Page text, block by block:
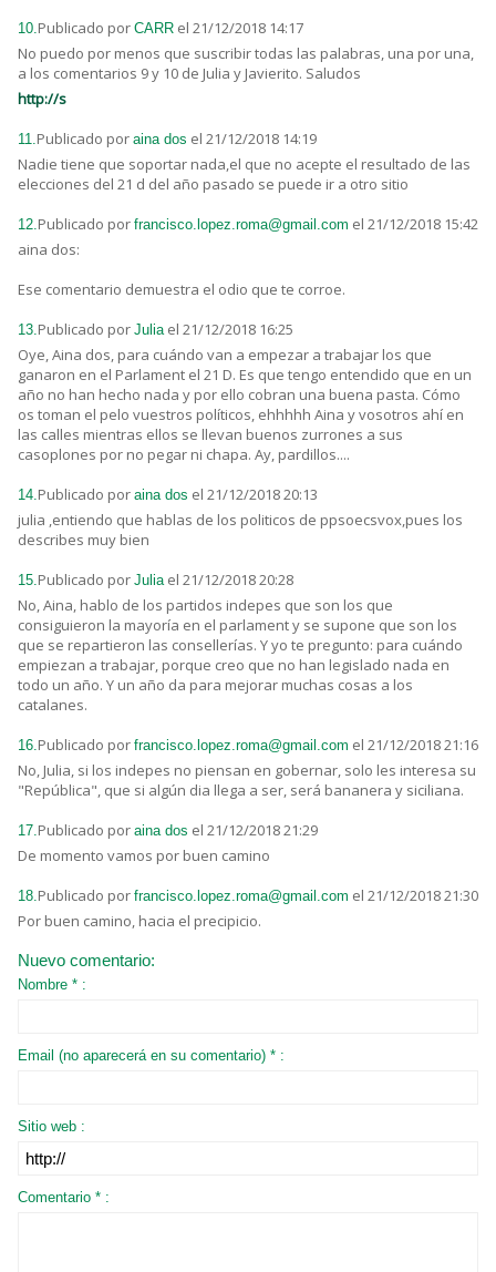
10.Publicado por CARR el 21/12/2018 14:17
No puedo por menos que suscribir todas las palabras, una por una,
a los comentarios 9 y 10 de Julia y Javierito. Saludos
http://s
11.Publicado por aina dos el 21/12/2018 14:19
Nadie tiene que soportar nada,el que no acepte el resultado de las
elecciones del 21 d del año pasado se puede ir a otro sitio
12.Publicado por francisco.lopez.roma@gmail.com el 21/12/2018 15:42
aina dos:
Ese comentario demuestra el odio que te corroe.
13.Publicado por Julia el 21/12/2018 16:25
Oye, Aina dos, para cuándo van a empezar a trabajar los que
ganaron en el Parlament el 21 D. Es que tengo entendido que en un
año no han hecho nada y por ello cobran una buena pasta. Cómo
os toman el pelo vuestros políticos, ehhhhh Aina y vosotros ahí en
las calles mientras ellos se llevan buenos zurrones a sus
casoplones por no pegar ni chapa. Ay, pardillos....
14.Publicado por aina dos el 21/12/2018 20:13
julia ,entiendo que hablas de los politicos de ppsoecsvox,pues los
describes muy bien
15.Publicado por Julia el 21/12/2018 20:28
No, Aina, hablo de los partidos indepes que son los que
consiguieron la mayoría en el parlament y se supone que son los
que se repartieron las consellerías. Y yo te pregunto: para cuándo
empiezan a trabajar, porque creo que no han legislado nada en
todo un año. Y un año da para mejorar muchas cosas a los
catalanes.
16.Publicado por francisco.lopez.roma@gmail.com el 21/12/2018 21:16
No, Julia, si los indepes no piensan en gobernar, solo les interesa su
"República", que si algún dia llega a ser, será bananera y siciliana.
17.Publicado por aina dos el 21/12/2018 21:29
De momento vamos por buen camino
18.Publicado por francisco.lopez.roma@gmail.com el 21/12/2018 21:30
Por buen camino, hacia el precipicio.
Nuevo comentario:
Nombre * :
Email (no aparecerá en su comentario) * :
Sitio web :
Comentario * :